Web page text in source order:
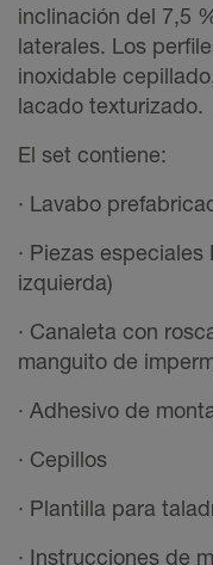
inclinación del 7,5
laterales. Los
inoxidable
lacado texturizado.
El set contiene:
· Lavabo
· Piezas
izquierda)
· Canaleta con
manguito de
· Adhesivo de
· Cepillos
· Plantilla para
· Instrucciones de